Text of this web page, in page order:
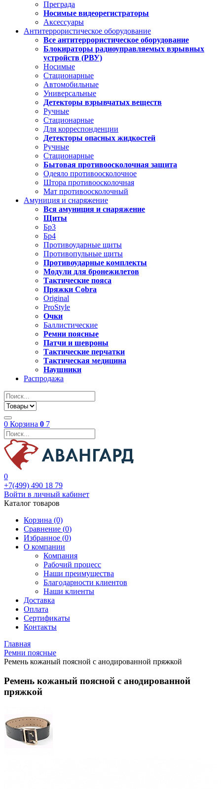
Преграда
Носимые видеорегистраторы
Аксессуары
Антитеррористическое оборудование
Все антитеррористическое оборудование
Блокираторы радиоуправляемых взрывных
устройств (РВУ)
Носимые
Стационарные
Автомобильные
Универсальные
Детекторы взрывчатых веществ
Ручные
Стационарные
Для корреспонденции
Детекторы опасных жидкостей
Ручные
Стационарные
Бытовая противоосколочная защита
Одеяло противоосколочное
Штора противоосколочная
Мат противоосколочный
Амуниция и снаряжение
Вся амуниция и снаряжение
Щиты
Бр3
Бр4
Противоударные щиты
Противопульные щиты
Противоударные комплекты
Модули для бронежилетов
Тактические пояса
Пряжки Cobra
Original
ProStyle
Очки
Баллистические
Ремни поясные
Патчи и шевроны
Тактические перчатки
Тактическая медицина
Наушники
Распродажа
0 Корзина 0 7
0
+7(499) 490 18 79
Войти в личный кабинет
Каталог товаров
Корзина (0)
Сравнение (0)
Избранное (0)
О компании
Компания
Рабочий процесс
Наши преимущества
Благодарности клиентов
Наши клиенты
Доставка
Оплата
Сертификаты
Контакты
Главная
Ремни поясные
Ремень кожаный поясной с анодированной пряжкой
Ремень кожаный поясной с анодированной
пряжкой